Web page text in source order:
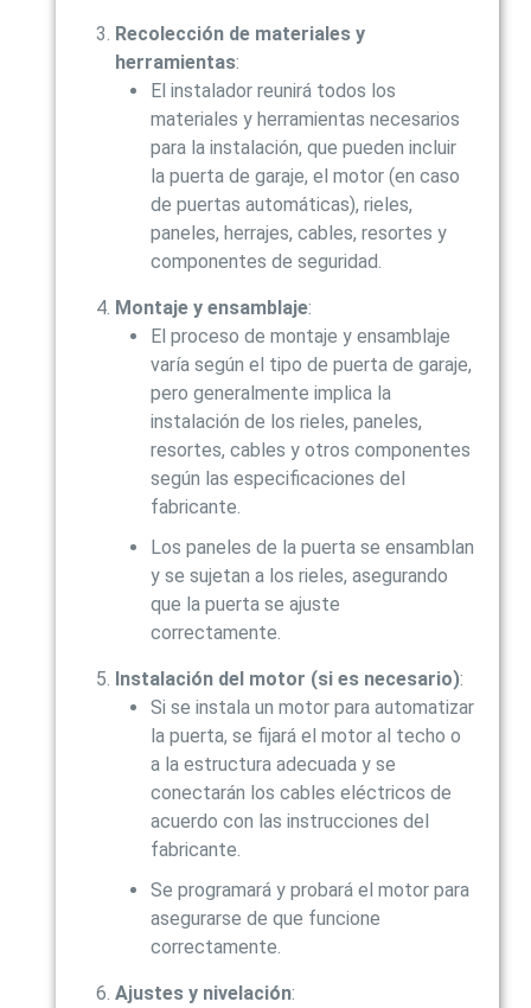
Recolección de materiales y
herramientas:
El instalador reunirá todos los
materiales y herramientas necesarios
para la instalación, que pueden incluir
la puerta de garaje, el motor (en caso
de puertas automáticas), rieles,
paneles, herrajes, cables, resortes y
componentes de seguridad.
Montaje y ensamblaje:
El proceso de montaje y ensamblaje
varía según el tipo de puerta de garaje,
pero generalmente implica la
instalación de los rieles, paneles,
resortes, cables y otros componentes
según las especificaciones del
fabricante.
Los paneles de la puerta se ensamblan
y se sujetan a los rieles, asegurando
que la puerta se ajuste
correctamente.
Instalación del motor (si es necesario):
Si se instala un motor para automatizar
la puerta, se fijará el motor al techo o
a la estructura adecuada y se
conectarán los cables eléctricos de
acuerdo con las instrucciones del
fabricante.
Se programará y probará el motor para
asegurarse de que funcione
correctamente.
Ajustes y nivelación: